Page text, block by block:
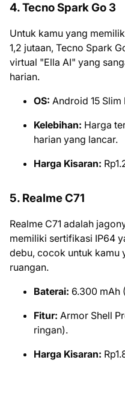
4. Tecno Spark Go 3
Untuk kamu yang
1,2 jutaan, Tecno Spark
virtual "Ella AI" yang
harian.
OS: Android 15 Slim
Kelebihan: Harga
harian yang lancar.
Harga Kisaran:
5. Realme C71
Realme C71 adalah
memiliki sertifikasi IP64
debu, cocok untuk kamu
ruangan.
Baterai: 6.300 mAh
Fitur: Armor Shell
ringan).
Harga Kisaran: